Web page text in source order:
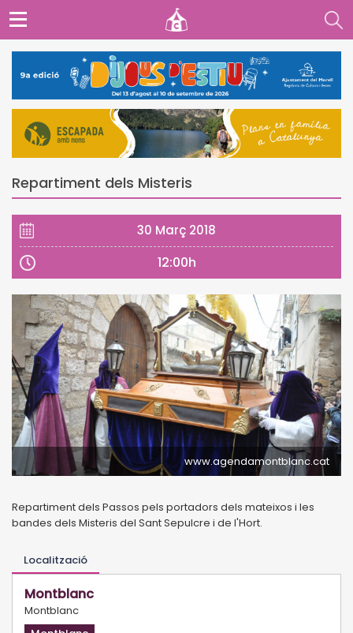
Repartiment dels Misteris
30 Març 2018
12:00h
www.agendamontblanc.cat
Repartiment dels Passos pels portadors dels mateixos i les
bandes dels Misteris del Sant Sepulcre i de l'Hort.
Localització
Montblanc
Montblanc